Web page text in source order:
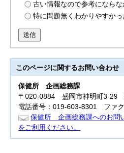
古い情報なので参考にならな
特に問題無くわかりやすかっ
送信
このページに関するお問い合わせ
保健所企画総務課
〒020-0884 盛岡市神明町3‐29
電話番号：019-603-8301 ファ
保健所 企画総務課へのお問
をご利用ください。